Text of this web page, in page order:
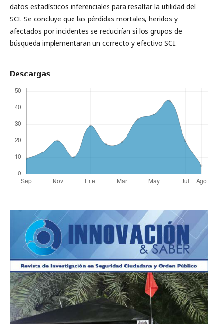
datos estadísticos inferenciales para resaltar la utilidad del
SCI. Se concluye que las pérdidas mortales, heridos y
afectados por incidentes se reducirían si los grupos de
búsqueda implementaran un correcto y efectivo SCI.
Descargas